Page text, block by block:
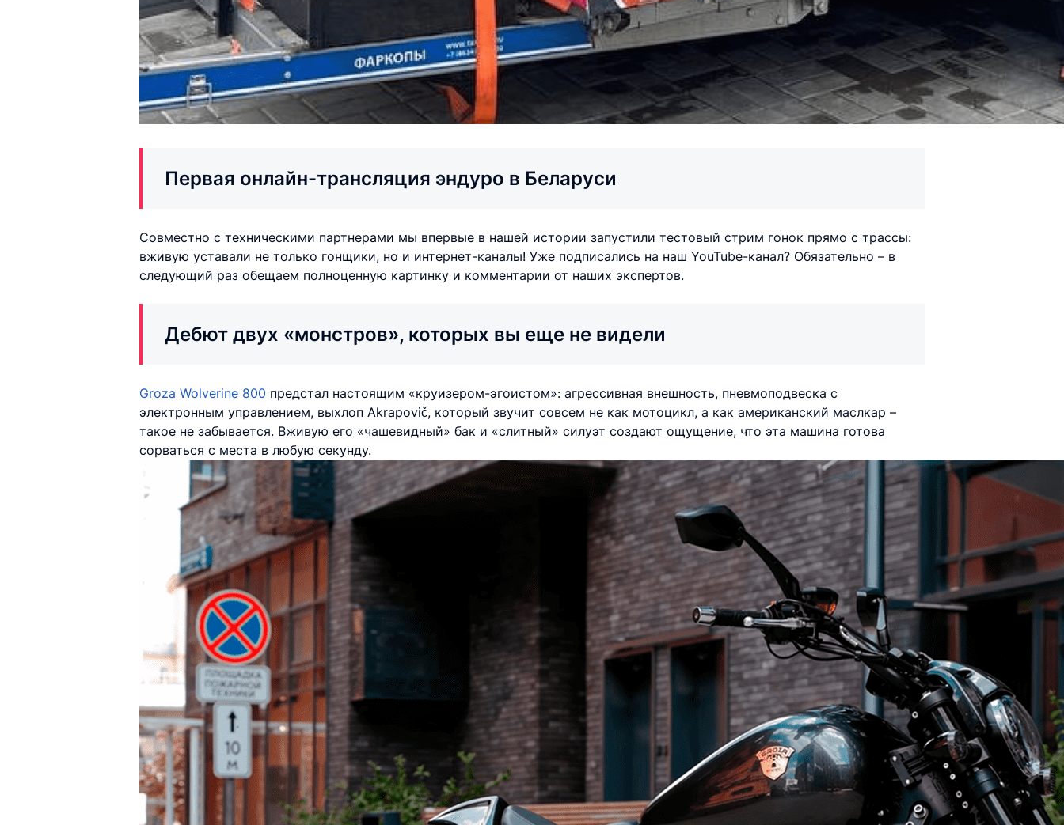
Первая онлайн-трансляция эндуро в Беларуси
Совместно с техническими партнерами мы впервые в нашей истории запустили тестовый стрим гонок прямо с трассы:
вживую уставали не только гонщики, но и интернет-каналы! Уже подписались на наш YouTube-канал? Обязательно – в
следующий раз обещаем полноценную картинку и комментарии от наших экспертов.
Дебют двух «монстров», которых вы еще не видели
Groza Wolverine 800 предстал настоящим «круизером-эгоистом»: агрессивная внешность, пневмоподвеска с
электронным управлением, выхлоп Akrapovič, который звучит совсем не как мотоцикл, а как американский маслкар –
такое не забывается. Вживую его «чашевидный» бак и «слитный» силуэт создают ощущение, что эта машина готова
сорваться с места в любую секунду.